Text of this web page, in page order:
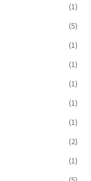
(1)
(5)
(1)
(1)
(1)
(1)
(1)
(2)
(1)